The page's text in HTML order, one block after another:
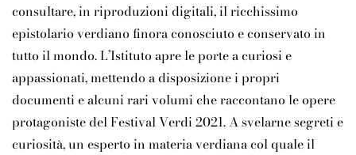
consultare, in riproduzioni digitali, il ricchissimo
epistolario verdiano finora conosciuto e conservato in
tutto il mondo. L’Istituto apre le porte a curiosi e
appassionati, mettendo a disposizione i propri
documenti e alcuni rari volumi che raccontano le opere
protagoniste del Festival Verdi 2021. A svelarne segreti e
curiosità, un esperto in materia verdiana col quale il